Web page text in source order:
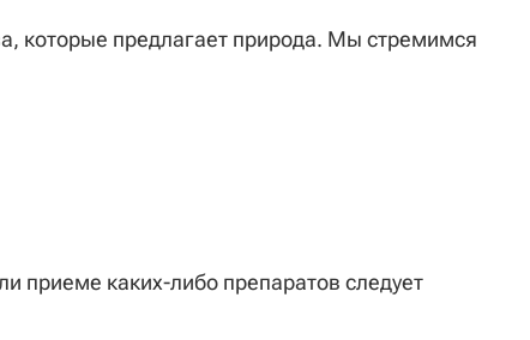
которые предлагает природа. Мы стремимся
приеме каких-либо препаратов следует